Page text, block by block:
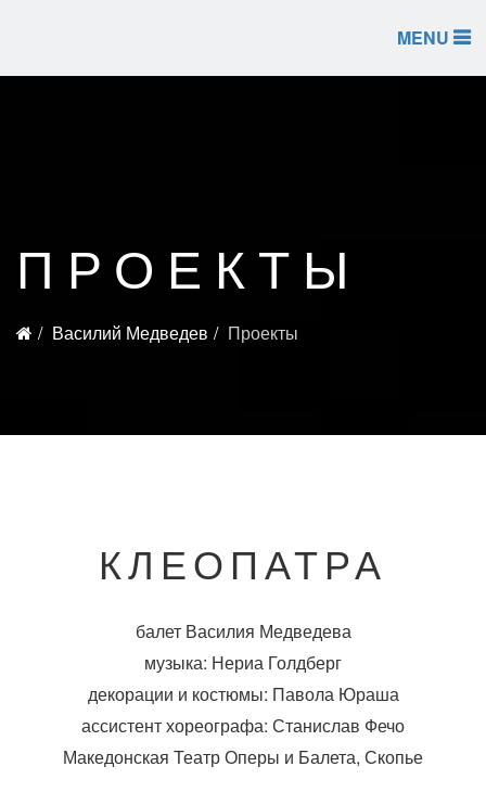
MENU
ПРОЕКТЫ
Василий Медведев Проекты
КЛЕОПАТРА
балет Василия Медведева
музыка: Нериа Голдберг
декорации и костюмы: Павола Юраша
ассистент хореографа: Станислав Фечо
Македонская Театр Оперы и Балета, Скопье